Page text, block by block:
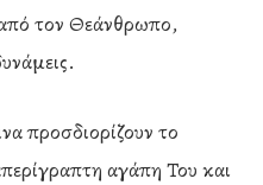
τον Θεάνθρωπο,
προσδιορίζουν το
αγάπη Του και